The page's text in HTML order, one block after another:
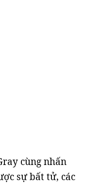
cùng nhấn
sự bất tử, các